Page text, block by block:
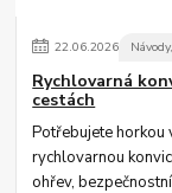
22.06.2026
Rychlovarná
cestách
Potřebujete horkou
rychlovarnou
ohřev,